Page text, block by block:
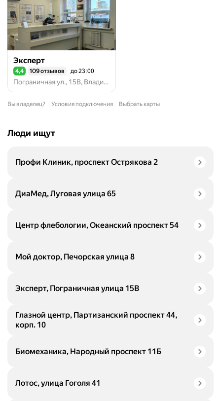
Эксперт
Рейтинг 4,4 из 5
4,4 109 отзывов до 23:00
Пограничная ул., 15В, Владивосток
Вы владелец? Условия подключения Выбрать карты
Люди ищут
Профи Клиник, проспект Острякова 2
ДиаМед, Луговая улица 65
Центр флебологии, Океанский проспект 54
Мой доктор, Печорская улица 8
Эксперт, Пограничная улица 15В
Глазной центр, Партизанский проспект 44,
корп. 10
Биомеханика, Народный проспект 11Б
Лотос, улица Гоголя 41